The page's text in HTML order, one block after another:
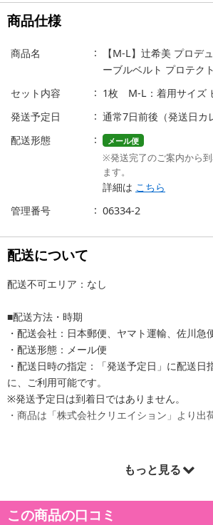
商品仕様
商品名
【M-L】辻希美 プロデ
ーブルベルト プロテクト
セット内容
1枚 M-L：着用サイズ
発送予定日
通常7日前後（発送日カ
配送形態
メール便
※発送完了のご案内から
ます。
詳細は こちら
管理番号
06334-2
配送について
配送不可エリア：なし
■配送方法・時期
・配送会社：日本郵便、ヤマト運輸、佐川急
・配送形態：メール便
・配送日時の指定：「発送予定日」に配送日
に、ご利用可能です。
※発送予定日は到着日ではありません。
・商品は「株式会社クリエイション」より出
【動画】
もっと見る
この商品の口コミ